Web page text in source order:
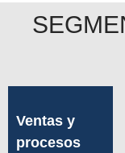
Ventas y
procesos